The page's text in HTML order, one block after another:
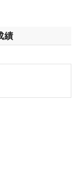
どが足を引っ張
叶わなかった。
の4日間は、ア
績